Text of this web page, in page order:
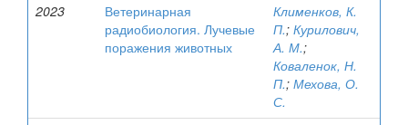
2023
Ветеринарная
радиобиология. Лучевые
поражения животных
Клименков, К.
П.; Курилович,
А. М.;
Коваленок, Н.
П.; Мехова, О.
С.